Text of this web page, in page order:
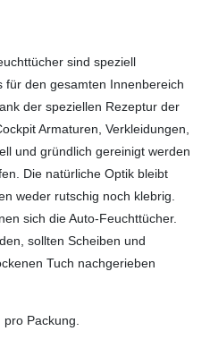
sind speziell
für den gesamten Innenbereich
der speziellen Rezeptur der
Armaturen, Verkleidungen,
und gründlich gereinigt werden
Die natürliche Optik bleibt
weder rutschig noch klebrig.
sich die Auto-Feuchttücher.
sollten Scheiben und
Tuch nachgerieben
Packung.